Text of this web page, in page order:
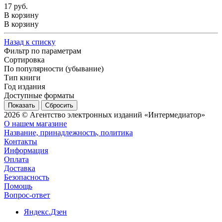
17 руб.
В корзину
В корзину
Назад к списку
Фильтр по параметрам
Сортировка
По популярности (убывание)
Тип книги
Год издания
Доступные форматы
Сбросить
2026 © Агентство электронных изданий «Интермедиатор»
О нашем магазине
Название, принадлежность, политика
Контакты
Информация
Оплата
Доставка
Безопасность
Помощь
Вопрос-ответ
Яндекс.Дзен